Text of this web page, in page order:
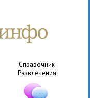
Справочник
Развлечения